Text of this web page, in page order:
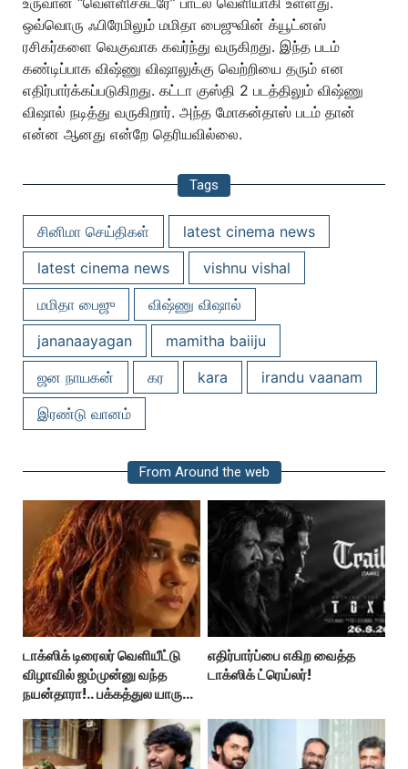
ஒவ்வொரு ஃபிரேமிலும் மமிதா பைஜுவின் க்யூட்னஸ்
ரசிகர்களை வெகுவாக கவர்ந்து வருகிறது. இந்த படம்
கண்டிப்பாக விஷ்ணு விஷாலுக்கு வெற்றியை தரும் என
எதிர்பார்க்கப்படுகிறது. கட்டா குஸ்தி 2 படத்திலும் விஷ்ணு
விஷால் நடித்து வருகிறார். அந்த மோகன்தாஸ் படம் தான்
என்ன ஆனது என்றே தெரியவில்லை.
Tags
சினிமா செய்திகள்
latest cinema news
latest cinema news
vishnu vishal
மமிதா பைஜு
விஷ்ணு விஷால்
jananaayagan
mamitha baiiju
ஜன நாயகன்
கர kara
irandu vaanam
இரண்டு வானம்
From Around the web
டாக்ஸிக் டிரைலர் வெளியீட்டு
விழாவில் ஜம்முன்னு வந்த
நயன்தாரா!.. பக்கத்துல யாரு
எதிர்பார்ப்பை எகிற வைத்த
டாக்ஸிக் ட்ரெய்லர்!